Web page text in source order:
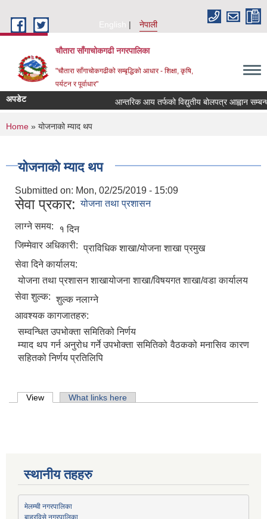
English
नेपाली
चौतारा साँगाचोकगढी नगरपालिका
"चौतारा साँगाचोकगढीको सम्बृद्धिको आधार - शिक्षा, कृषि,
पर्यटन र पूर्वाधार"
अपडेट आन्तरिक आय तर्फको विद्युतीय बोलपत्र आह्वान सम्बन्धी
You are here
Home » योजनाको म्याद थप
योजनाको म्याद थप
Submitted on: Mon, 02/25/2019 - 15:09
सेवा प्रकार: योजना तथा प्रशासन
लाग्ने समय:
१ दिन
जिम्मेवार अधिकारी: प्राविधिक शाखा/योजना शाखा प्रमुख
सेवा दिने कार्यालय:
योजना तथा प्रशासन शाखायोजना शाखा/विषयगत शाखा/वडा कार्यालय
सेवा शुल्क: शुल्क नलाग्ने
आवश्यक कागजातहरु:
सम्वन्धित उपभोक्ता समितिको निर्णय
म्याद थप गर्न अनुरोध गर्ने उपभोक्ता समितिको वैठकको मनासिव कारण
सहितको निर्णय प्रतिलिपि
Primary tabs
View (active tab)What links here
स्थानीय तहहरु
मेलम्ची नगरपालिका
बाह्रविसे नगरपालिका